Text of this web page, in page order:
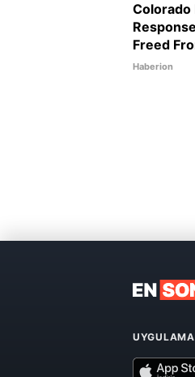
UYGULAMA